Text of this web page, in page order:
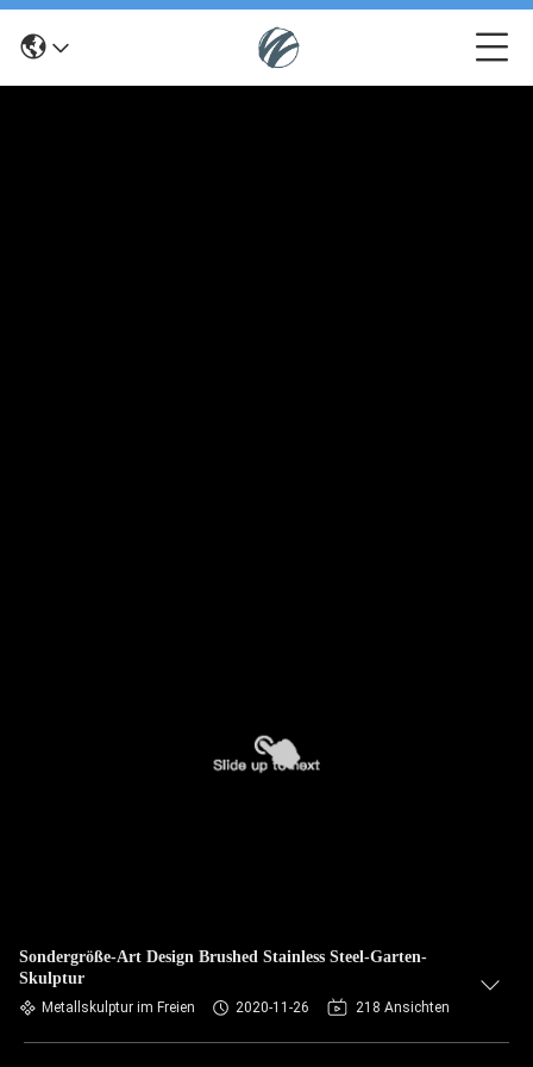
Sondergröße-Art Design Brushed Stainless Steel-Garten-
Skulptur
Metallskulptur im Freien 2020-11-26 218 Ansichten